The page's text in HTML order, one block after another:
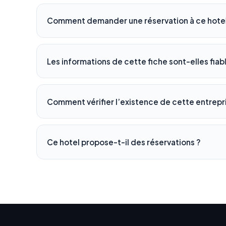
Comment demander une réservation à ce
Les informations de cette fiche sont-elles
Comment vérifier l’existence de cette
Ce hotel propose-t-il des réservations ?